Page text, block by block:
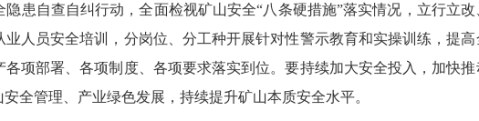
患自查自纠行动，全面检视矿山安全“八条硬措施”落实情况，立行立
人员安全培训，分岗位、分工种开展针对性警示教育和实操训练，提
项部署、各项制度、各项要求落实到位。要持续加大安全投入，加快
全管理、产业绿色发展，持续提升矿山本质安全水平。